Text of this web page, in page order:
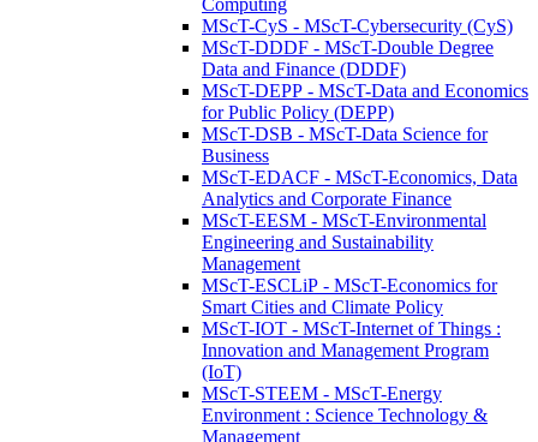
Computing
MScT-CyS - MScT-Cybersecurity (CyS)
MScT-DDDF - MScT-Double Degree
Data and Finance (DDDF)
MScT-DEPP - MScT-Data and Economics
for Public Policy (DEPP)
MScT-DSB - MScT-Data Science for
Business
MScT-EDACF - MScT-Economics, Data
Analytics and Corporate Finance
MScT-EESM - MScT-Environmental
Engineering and Sustainability
Management
MScT-ESCLiP - MScT-Economics for
Smart Cities and Climate Policy
MScT-IOT - MScT-Internet of Things :
Innovation and Management Program
(IoT)
MScT-STEEM - MScT-Energy
Environment : Science Technology &
Management